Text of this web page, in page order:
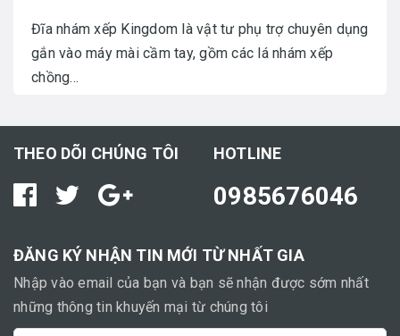
Đĩa nhám xếp Kingdom là vật tư phụ trợ chuyên dụng
gắn vào máy mài cầm tay, gồm các lá nhám xếp
chồng...
THEO DÕI CHÚNG TÔI HOTLINE
0985676046
ĐĂNG KÝ NHẬN TIN MỚI TỪ NHẤT GIA
Nhập vào email của bạn và bạn sẽ nhận được sớm nhất
những thông tin khuyến mại từ chúng tôi